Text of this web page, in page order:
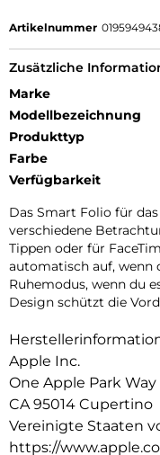
Artikelnummer
Zusätzliche
Marke
Modellbezeichnung
Produkttyp
Farbe
Verfügbarkeit
Das Smart Folio für
verschiedene
Tippen oder für
auto­matisch auf, wenn
Ruhemodus, wenn du
Design schützt die
Apple Inc.
One Apple Park Way
CA 95014 Cupertino
Vereinigte Staaten
https://